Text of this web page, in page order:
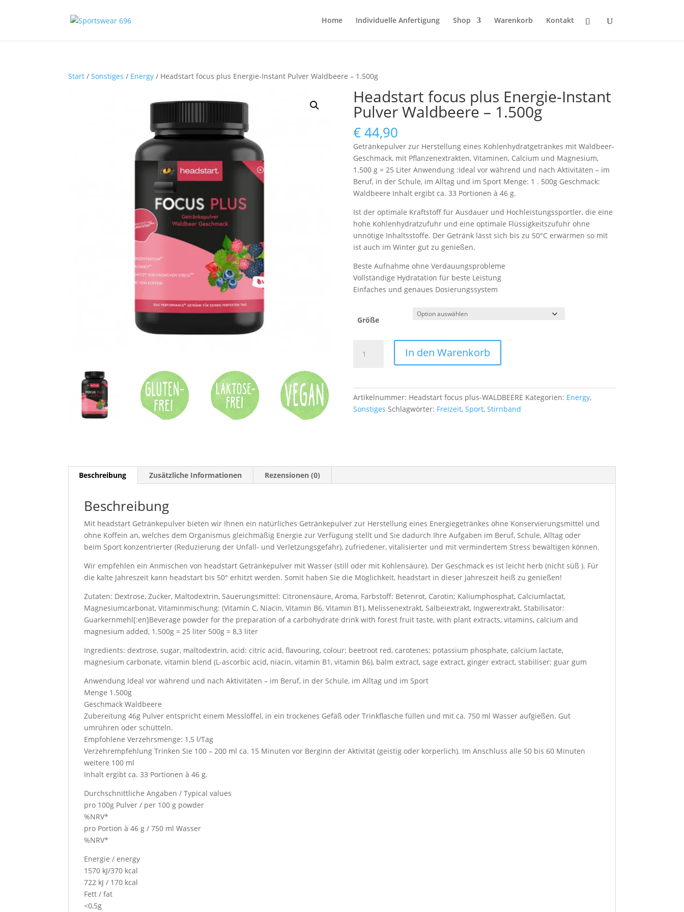
Home Individuelle Anfertigung Shop Warenkorb Kontakt
Start /Sonstiges / Energy / Headstart focus plus Energie-Instant Pulver Waldbeere – 1.500g
Headstart focus plus Energie-Instant
Pulver Waldbeere – 1.500g
€44,90
Getränkepulver zur Herstellung eines Kohlenhydratgetränkes mit Waldbeer-
Geschmack, mit Pflanzenextrakten, Vitaminen, Calcium und Magnesium,
1.500 g = 25 Liter Anwendung :Ideal vor während und nach Aktivitäten – im
Beruf, in der Schule, im Alltag und im Sport Menge: 1 . 500g Geschmack:
Waldbeere Inhalt ergibt ca. 33 Portionen à 46 g.
Ist der optimale Kraftstoff für Ausdauer und Hochleistungssportler, die eine
hohe Kohlenhydratzufuhr und eine optimale Flüssigkeitszufuhr ohne
unnötige Inhaltsstoffe. Der Getränk lässt sich bis zu 50°C erwärmen so mit
ist auch im Winter gut zu genießen.
Beste Aufnahme ohne Verdauungsprobleme
Vollständige Hydratation für beste Leistung
Einfaches und genaues Dosierungssystem
Größe
focus
Instant
Pulver
Waldbeere
In den Warenkorb
Artikelnummer: Headstart focus plus-WALDBEERE Kategorien: Energy,
Sonstiges Schlagwörter: Freizeit, Sport, Stirnband
Beschreibung Zusätzliche Informationen Rezensionen (0)
Beschreibung
Mit headstart Getränkepulver bieten wir Ihnen ein natürliches Getränkepulver zur Herstellung eines Energiegetränkes ohne Konservierungsmittel und
ohne Koffein an, welches dem Organismus gleichmäßig Energie zur Verfügung stellt und Sie dadurch Ihre Aufgaben im Beruf, Schule, Alltag oder
beim Sport konzentrierter (Reduzierung der Unfall- und Verletzungsgefahr), zufriedener, vitalisierter und mit vermindertem Stress bewältigen können.
Wir empfehlen ein Anmischen von headstart Getränkepulver mit Wasser (still oder mit Kohlensäure). Der Geschmack es ist leicht herb (nicht süß ). Für
die kalte Jahreszeit kann headstart bis 50° erhitzt werden. Somit haben Sie die Möglichkeit, headstart in dieser Jahreszeit heiß zu genießen!
Zutaten: Dextrose, Zucker, Maltodextrin, Säuerungsmittel: Citronensäure, Aroma, Farbstoff: Betenrot, Carotin; Kaliumphosphat, Calciumlactat,
Magnesiumcarbonat, Vitaminmischung: (Vitamin C, Niacin, Vitamin B6, Vitamin B1), Melissenextrakt, Salbeiextrakt, Ingwerextrakt, Stabilisator:
Guarkernmehl[:en]Beverage powder for the preparation of a carbohydrate drink with forest fruit taste, with plant extracts, vitamins, calcium and
magnesium added, 1.500g = 25 liter 500g = 8,3 liter
Ingredients: dextrose, sugar, maltodextrin, acid: citric acid, flavouring, colour: beetroot red, carotenes; potassium phosphate, calcium lactate,
magnesium carbonate, vitamin blend (L-ascorbic acid, niacin, vitamin B1, vitamin B6), balm extract, sage extract, ginger extract, stabiliser: guar gum
Anwendung Ideal vor während und nach Aktivitäten – im Beruf, in der Schule, im Alltag und im Sport
Menge 1.500g
Geschmack Waldbeere
Zubereitung 46g Pulver entspricht einem Messlöffel, in ein trockenes Gefäß oder Trinkflasche füllen und mit ca. 750 ml Wasser aufgießen. Gut
umrühren oder schütteln.
Empfohlene Verzehrsmenge: 1,5 l/Tag
Verzehrempfehlung Trinken Sie 100 – 200 ml ca. 15 Minuten vor Berginn der Aktivität (geistig oder körperlich). Im Anschluss alle 50 bis 60 Minuten
weitere 100 ml
Inhalt ergibt ca. 33 Portionen à 46 g.
Durchschnittliche Angaben / Typical values
pro 100g Pulver / per 100 g powder
%NRV*
pro Portion à 46 g / 750 ml Wasser
%NRV*
Energie / energy
1570 kJ/370 kcal
722 kJ / 170 kcal
Fett / fat
<0,5g